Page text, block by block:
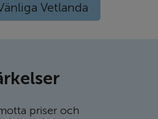
Vetlanda
priser och